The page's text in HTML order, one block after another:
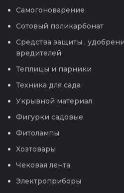
Самогоноварение
Сотовый поликарбонат
Средства защиты ,
вредителей
Теплицы и парники
Техника для сада
Укрывной материал
Фигурки садовые
Фитолампы
Хозтовары
Чековая лента
Электроприборы